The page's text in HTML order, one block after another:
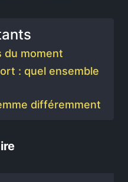
du moment
: quel ensemble
différemment